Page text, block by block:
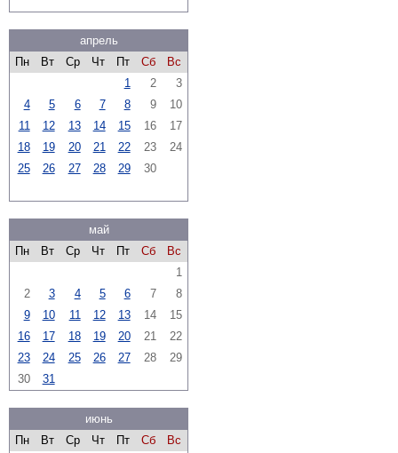
апрель
Пн
Вт Ср Чт Пт Сб
Вс
1
2
3
4
5 6 7 8 9
10
11
12 13 14 15 16
17
18
19 20 21 22 23
24
25
26 27 28 29 30
май
Пн
Вт Ср Чт Пт Сб
Вс
1
2
3 4 5 6 7
8
9
10 11 12 13 14
15
16
17 18 19 20 21
22
23
24 25 26 27 28
29
30
31
июнь
Пн
Вт Ср Чт Пт Сб
Вс